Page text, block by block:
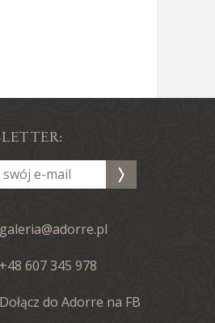
galeria@adorre.pl
+48 607 345 978
Dołącz do Adorre na FB